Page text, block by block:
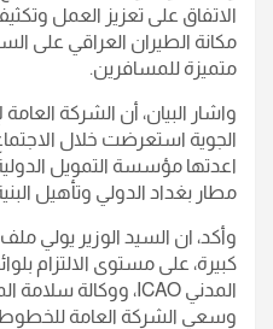
الاتفاق على تعزيز العمل
مكانة الطيران العراقي على
متميزة للمسافرين.
واشار البيان، أن الشركة
الجوية استعرضت خلال
مطار بغداد الدولي وتأهيل
وأكد، ان السيد الوزير يولي
كبيرة، على مستوى الالتزام
وسعي الشركة العامة للخطوط